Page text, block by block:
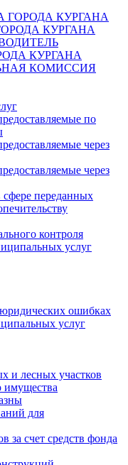
ГОРОДА КУРГАНА
КУРГАНА
КУРГАНА
КОМИССИЯ
по
через
через
сфере переданных
контроля
услуг
ошибках
услуг
и лесных участков
имущества
для
за счет средств фонда